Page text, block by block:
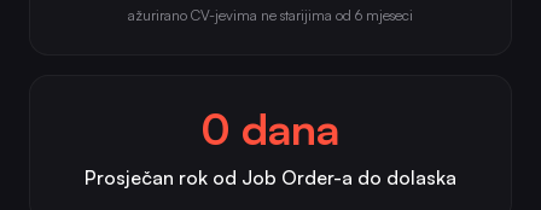
ažurirano CV-jevima ne starijima od 6 mjeseci
0 dana
Prosječan rok od Job Order-a do dolaska